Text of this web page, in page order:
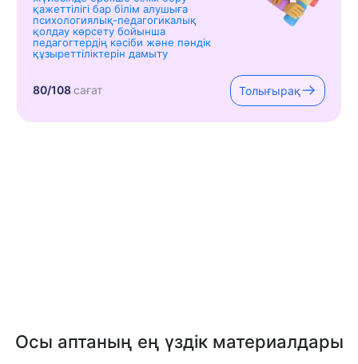
қажеттілігі бар білім алушыға
психологиялық-педагогикалық
қолдау көрсету бойынша
педагогтердің кәсіби және пәндік
құзыреттіліктерін дамыту
80/108сағат Толығырақ
Осы аптаның ең үздік материалдары